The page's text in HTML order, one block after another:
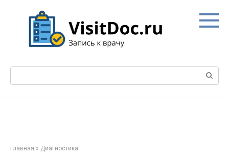
Поиск:
Главная » Диагностика